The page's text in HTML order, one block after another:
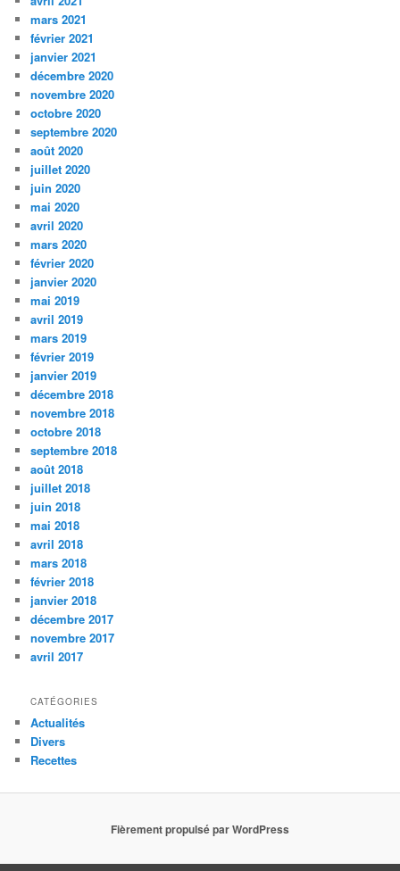
mars 2021
février 2021
janvier 2021
décembre 2020
novembre 2020
octobre 2020
septembre 2020
août 2020
juillet 2020
juin 2020
mai 2020
avril 2020
mars 2020
février 2020
janvier 2020
mai 2019
avril 2019
mars 2019
février 2019
janvier 2019
décembre 2018
novembre 2018
octobre 2018
septembre 2018
août 2018
juillet 2018
juin 2018
mai 2018
avril 2018
mars 2018
février 2018
janvier 2018
décembre 2017
novembre 2017
avril 2017
CATÉGORIES
Actualités
Divers
Recettes
Fièrement propulsé par WordPress